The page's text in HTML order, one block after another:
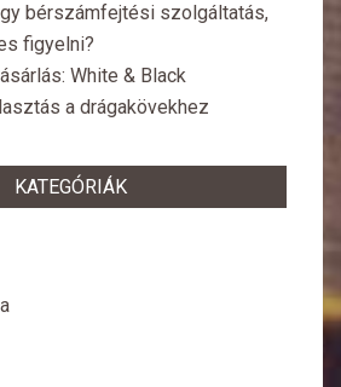
bérszámfejtési szolgáltatás,
figyelni?
White & Black
a drágakövekhez
KATEGÓRIÁK